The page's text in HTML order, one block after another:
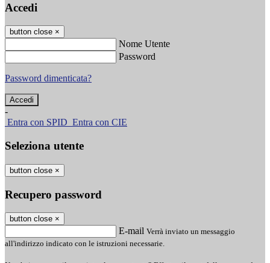
Accedi
button close ×
Nome Utente
Password
Password dimenticata?
-
Entra con SPID Entra con CIE
Seleziona utente
button close ×
Recupero password
button close ×
E-mail Verrà inviato un messaggio
all'indirizzo indicato con le istruzioni necessarie.